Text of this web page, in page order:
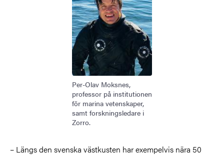
Per-Olav Moksnes,
professor på institutionen
för marina vetenskaper,
samt forskningsledare i
Zorro.
– Längs den svenska västkusten har exempelvis nära 50